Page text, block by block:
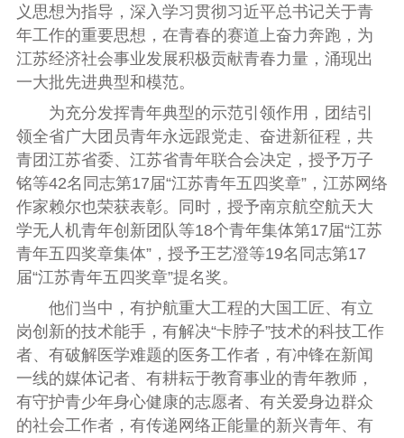
义思想为指导，深入学习贯彻习近平总书记关于青
年工作的重要思想，在青春的赛道上奋力奔跑，为
江苏经济社会事业发展积极贡献青春力量，涌现出
一大批先进典型和模范。
为充分发挥青年典型的示范引领作用，团结引
领全省广大团员青年永远跟党走、奋进新征程，共
青团江苏省委、江苏省青年联合会决定，授予万子
铭等42名同志第17届“江苏青年五四奖章”，江苏网络
作家赖尔也荣获表彰。同时，授予南京航空航天大
学无人机青年创新团队等18个青年集体第17届“江苏
青年五四奖章集体”，授予王艺澄等19名同志第17
届“江苏青年五四奖章”提名奖。
他们当中，有护航重大工程的大国工匠、有立
岗创新的技术能手，有解决“卡脖子”技术的科技工作
者、有破解医学难题的医务工作者，有冲锋在新闻
一线的媒体记者、有耕耘于教育事业的青年教师，
有守护青少年身心健康的志愿者、有关爱身边群众
的社会工作者，有传递网络正能量的新兴青年、有